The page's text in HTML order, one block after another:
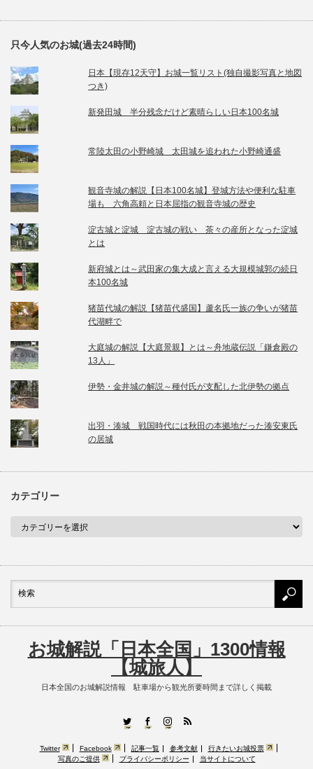
只今人気のお城(過去24時間)
日本【現存12天守】お城一覧リスト(独自撮影写真と地図
つき)
新発田城 半分残念だけど素晴らしい日本100名城
常陸太田の小野崎城 太田城を追われた小野崎通盛
観音寺城の解説【日本100名城】登城方法や便利な駐車
場も 六角高頼と日本屈指の観音寺城の歴史
淀古城と淀城 淀古城の戦い 茶々の産所となった淀城
とは
新府城とは～武田家の集大成と言える大規模城郭の続日
本100名城
猪苗代城の解説【猪苗代盛国】蘆名氏一族の争いが猪苗
代湖畔で
大庭城の解説【大庭景親】とは～舟地蔵伝説「鎌倉殿の
13人」
伊勢・金井城の解説～種付氏が支配した北伊勢の拠点
出羽・湊城 戦国時代には秋田の本拠地だった湊安東氏
の居城
カテゴリー
お城解説「日本全国」1300情報
【城旅人】
日本全国のお城解説情報 駐車場から観光所要時間まで詳しく掲載
TwitterFacebookInstagram
RSS
Twitter Facebook 記事一覧 参考文献
行きたいお城投票
写真のご提供
プライバシーポリシー 当サイトについて